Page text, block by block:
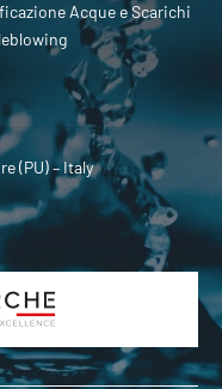
Acque e Scarichi
(PU) – Italy